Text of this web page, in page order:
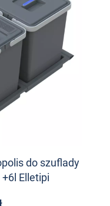
do szuflady
Elletipi